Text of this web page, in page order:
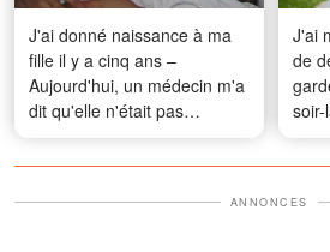
J'ai donné naissance à ma
fille il y a cinq ans –
Aujourd'hui, un médecin m'a
dit qu'elle n'était pas
biologiquement la mienne
J'ai
de
ANNONCES